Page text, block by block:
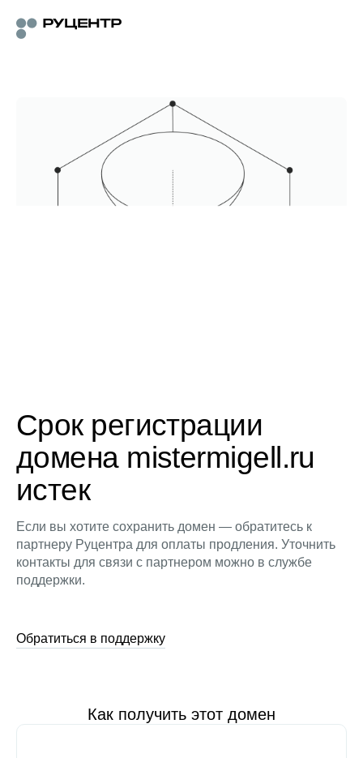
Срок регистрации
домена mistermigell.ru
истек
Если вы хотите сохранить домен — обратитесь к
партнеру Руцентра для оплаты продления. Уточнить
контакты для связи с партнером можно в службе
поддержки.
Обратиться в поддержку
Как получить этот домен